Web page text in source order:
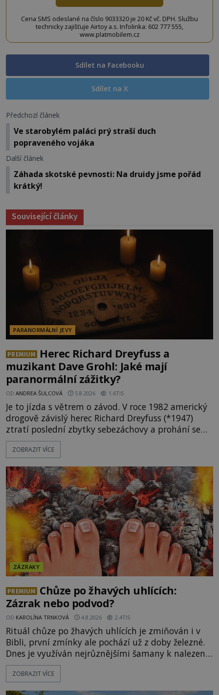
Cena SMS odeslané na číslo 9033320 je 20 Kč vč. DPH. Službu
technicky zajišťuje Airtoy a.s. Infolinka: 602 777 555,
www.platmobilem.cz
Sdílet na Facebooku
Sdílet na X
Předchozí článek
Ve starobylém paláci prý straší duch
popraveného vojáka
Další článek
Záhada skotské pevnosti: Na druidy jsme pořád
krátký!
Související články
PARANORMÁLNÍ JEVY
PREMIUM
Herec Richard Dreyfuss a
muzikant Dave Grohl: Jaké mají
paranormální zážitky?
OD ANDREA ŠULCOVÁ 5.8.2026 1.6TIS
Je to jízda s větrem o závod. V roce 1982 americký
drogově závislý herec Richard Dreyfuss (*1947)
ztratí poslední zbytky sebezáchovy a prohání se
po silnicích ve svém mercedesu jako utržený ze
řetězu. Vše vyvrcholí katastrofou, když to Dreyfuss
následně nalezne schovaný kokain. Tímto
momentem se slavnému
ZOBRAZIT VÍCE
ZÁZRAKY
PREMIUM
Chůze po žhavých uhlících:
Zázrak nebo podvod?
OD KAROLÍNA TRNKOVÁ 4.8.2026 2.4TIS
Rituál chůze po žhavých uhlících je zmiňován i v
Bibli, první zmínky ale pochází už z doby železné.
Dnes je využíván nejrůznějšími šamany k nalezení
spirituální síly či vnitřního klidu. Jak funguje a proč
si při něm člověk nepopálí nohy, což bylo
ZOBRAZIT VÍCE